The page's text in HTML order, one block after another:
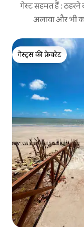
गेस्ट सहमत हैं :
अलावा और भी
गेस्ट्स की फ़ेवरेट
गेस्ट्स की फ़ेवरेट